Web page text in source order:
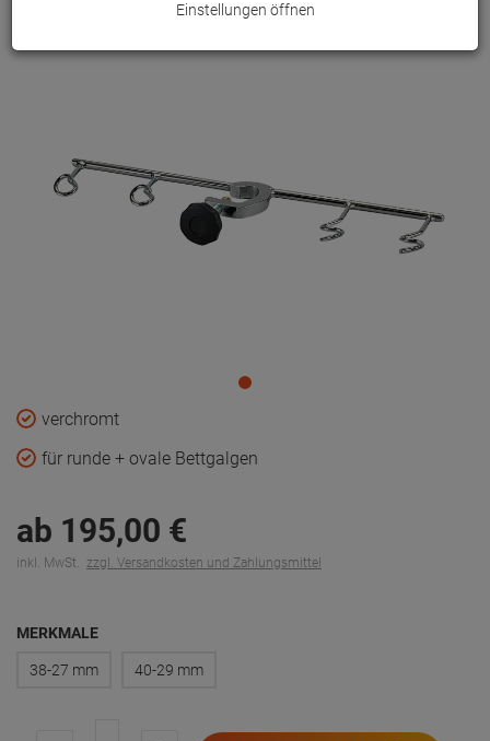
verchromt
für runde + ovale Bettgalgen
ab 195,00 €
inkl. MwSt. zzgl. Versandkosten und Zahlungsmittel
MERKMALE
38-27 mm 40-29 mm
Einstellungen öffnen